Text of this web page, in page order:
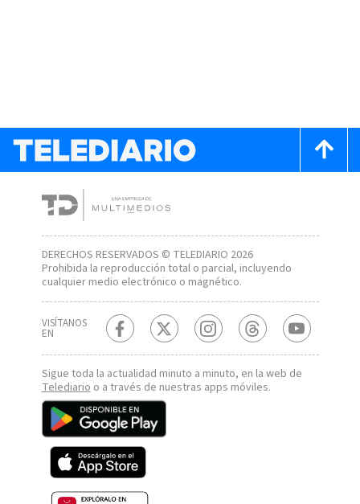
DERECHOS RESERVADOS © TELEDIARIO 2026
Prohibida la reproducción total o parcial, incluyendo
cualquier medio electrónico o magnético.
VISÍTANOS
EN
Sigue toda la actualidad minuto a minuto, en la web de
Telediarioo a través de nuestras apps móviles.